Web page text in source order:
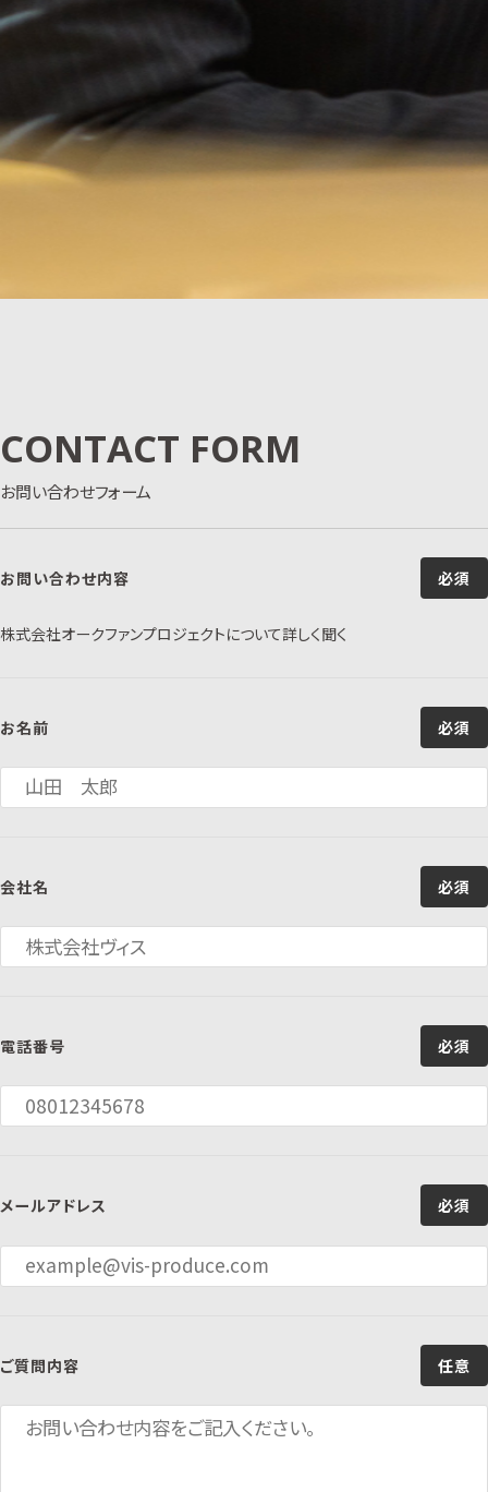
CONTACT FORM
お問い合わせフォーム
お問い合わせ内容 必須
株式会社オークファンプロジェクトについて詳しく聞く
お名前 必須
会社名 必須
電話番号 必須
メールアドレス 必須
ご質問内容 任意